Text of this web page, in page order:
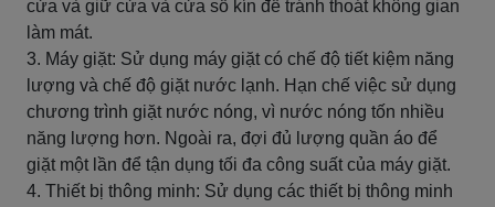
cửa và giữ cửa và cửa sổ kín để tránh thoát không gian
làm mát.
3. Máy giặt: Sử dụng máy giặt có chế độ tiết kiệm năng
lượng và chế độ giặt nước lạnh. Hạn chế việc sử dụng
chương trình giặt nước nóng, vì nước nóng tốn nhiều
năng lượng hơn. Ngoài ra, đợi đủ lượng quần áo để
giặt một lần để tận dụng tối đa công suất của máy giặt.
4. Thiết bị thông minh: Sử dụng các thiết bị thông minh